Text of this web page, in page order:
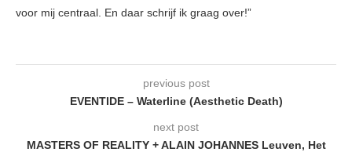
voor mij centraal. En daar schrijf ik graag over!”
previous post
EVENTIDE – Waterline (Aesthetic Death)
next post
MASTERS OF REALITY + ALAIN JOHANNES Leuven, Het